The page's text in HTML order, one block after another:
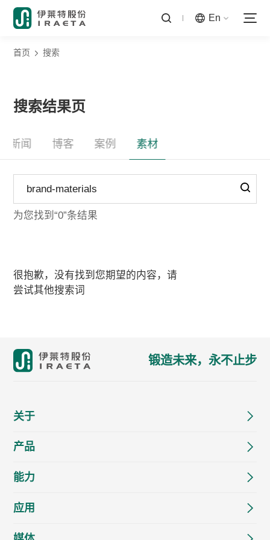
En
首页 搜索
搜索结果页
新闻 博客 案例 素材
为您找到“0”条结果
很抱歉，没有找到您期望的内容，请
尝试其他搜索词
锻造未来，永不止步
关于
产品
能力
应用